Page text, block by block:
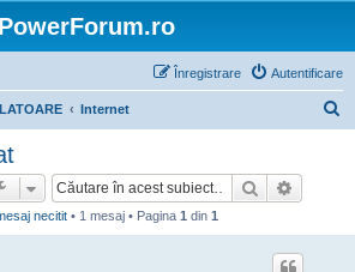
PowerForum.ro
Autentificare
Înregistrare
Internet
Căutare
necitit• 1 mesaj • Pagina 1 din 1